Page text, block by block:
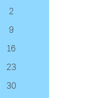
2
9
16
23
30